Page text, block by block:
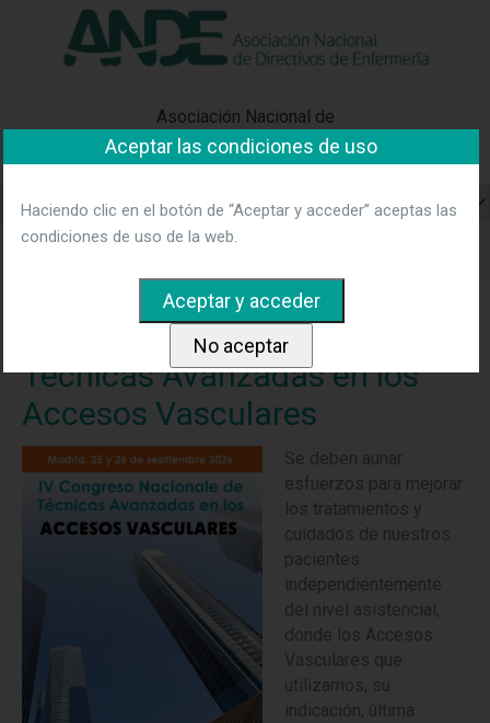
"Ver política"
Asociación Nacional de
Directivos de Enfermería
Home Noticias
IV Congreso Nacional de Técnicas
IV Congreso Nacional de
Técnicas Avanzadas en los
Accesos Vasculares
Se deben aunar
esfuerzos para mejorar
los tratamientos y
cuidados de nuestros
pacientes
independientemente
del nivel asistencial,
donde los Accesos
Vasculares que
utilizamos, su
indicación, última
Aceptar las condiciones de uso
Haciendo clic en el botón de “Aceptar y acceder” aceptas las
condiciones de uso de la web.